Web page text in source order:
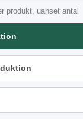
produkt, uanset antal